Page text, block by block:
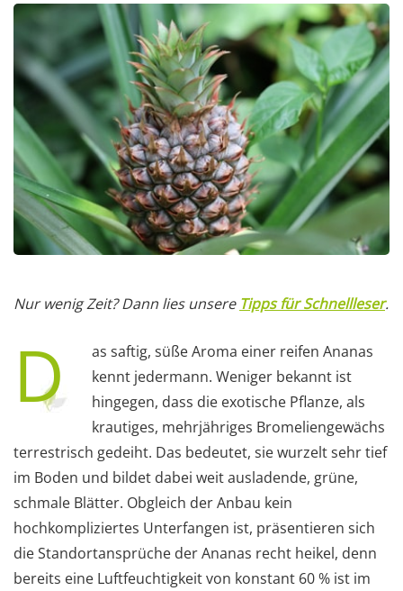
Nur wenig Zeit? Dann lies unsere Tipps für Schnellleser.
D
as saftig, süße Aroma einer reifen Ananas
kennt jedermann. Weniger bekannt ist
hingegen, dass die exotische Pflanze, als
krautiges, mehrjähriges Bromeliengewächs
terrestrisch gedeiht. Das bedeutet, sie wurzelt sehr tief
im Boden und bildet dabei weit ausladende, grüne,
schmale Blätter. Obgleich der Anbau kein
hochkompliziertes Unterfangen ist, präsentieren sich
die Standortansprüche der Ananas recht heikel, denn
bereits eine Luftfeuchtigkeit von konstant 60 % ist im